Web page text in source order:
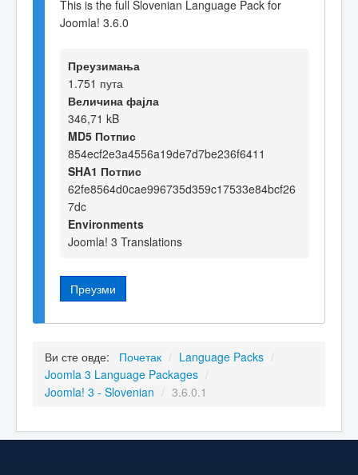
This is the full Slovenian Language Pack for
Joomla! 3.6.0
Преузимања
1.751 пута
Величина фајла
346,71 kB
MD5 Потпис
854ecf2e3a4556a19de7d7be236f6411
SHA1 Потпис
62fe8564d0cae996735d359c17533e84bcf26
7dc
Environments
Joomla! 3 Translations
Преузми
Ви сте овде: Почетак / Language Packs /
Joomla 3 Language Packages /
Joomla! 3 - Slovenian / 3.6.0.1